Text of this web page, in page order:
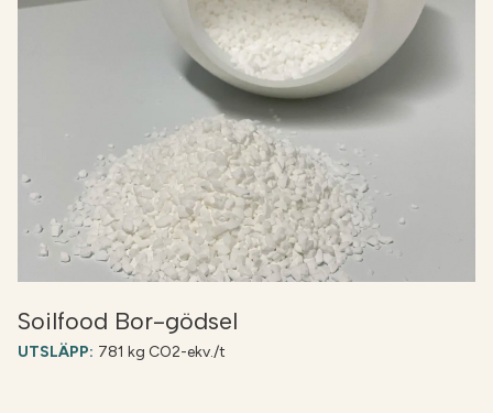
Soilfood Bor-gödsel
UTSLÄPP: 781 kg CO2-ekv./t